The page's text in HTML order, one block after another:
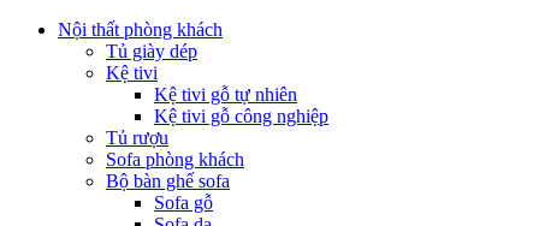
Nội thất phòng khách
Tủ giày dép
Kệ tivi
Kệ tivi gỗ tự nhiên
Kệ tivi gỗ công nghiệp
Tủ rượu
Sofa phòng khách
Bộ bàn ghế sofa
Sofa gỗ